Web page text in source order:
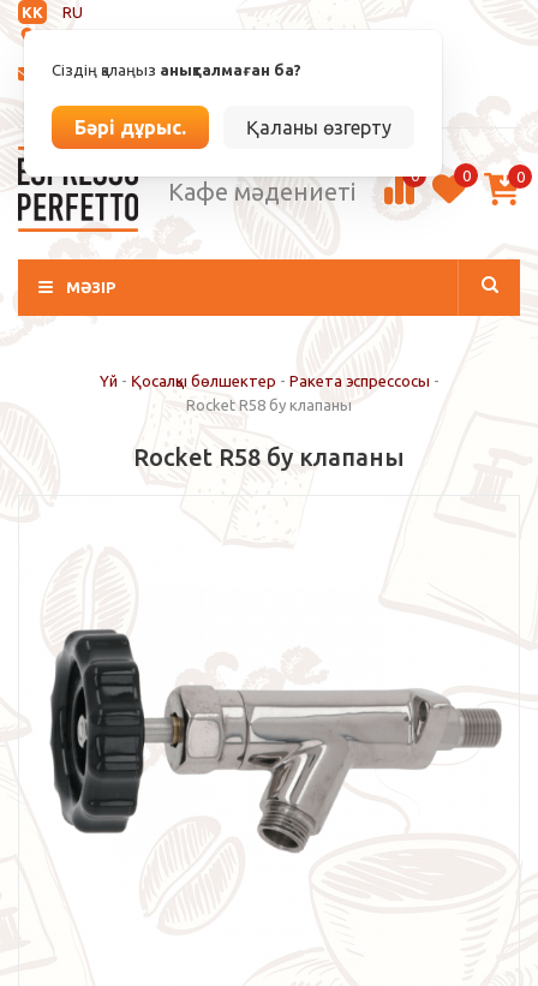
KK
RU
Сіздің қалаңыз анықталмаған ба?
Бәрі дұрыс. Қаланы өзгерту
info@espressoperfetto.kz
Кафе мәдениеті
0 0 0
МӘЗІР
Үй - Қосалқы бөлшектер - Ракета эспрессосы -
Rocket R58 бу клапаны
Rocket R58 бу клапаны